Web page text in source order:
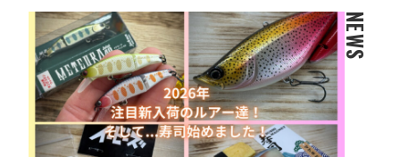
NEWS